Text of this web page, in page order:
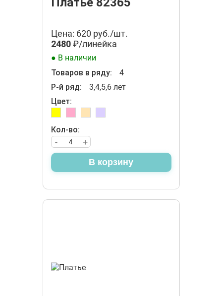
Цена: 620 руб./шт.
2480₽/линейка
● В наличии
Товаров в ряду:
4
Р-й ряд:
3,4,5,6 лет
Цвет:
Кол-во:
+
-
В корзину